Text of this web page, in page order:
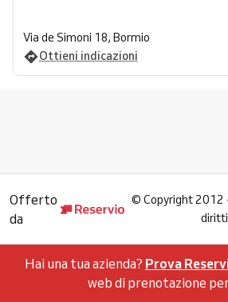
Via de Simoni 18, Bormio
Ottieni indicazioni
Offerto
da
© Copyright 2012
Hai una tua azienda? Prova
web di prenotazione